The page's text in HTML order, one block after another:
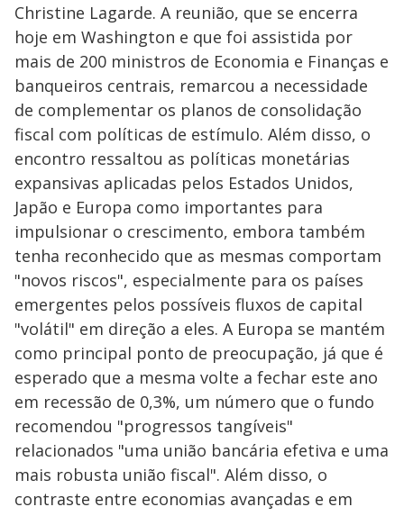
Christine Lagarde. A reunião, que se encerra
hoje em Washington e que foi assistida por
mais de 200 ministros de Economia e Finanças e
banqueiros centrais, remarcou a necessidade
de complementar os planos de consolidação
fiscal com políticas de estímulo. Além disso, o
encontro ressaltou as políticas monetárias
expansivas aplicadas pelos Estados Unidos,
Japão e Europa como importantes para
impulsionar o crescimento, embora também
tenha reconhecido que as mesmas comportam
"novos riscos", especialmente para os países
emergentes pelos possíveis fluxos de capital
"volátil" em direção a eles. A Europa se mantém
como principal ponto de preocupação, já que é
esperado que a mesma volte a fechar este ano
em recessão de 0,3%, um número que o fundo
recomendou "progressos tangíveis"
relacionados "uma união bancária efetiva e uma
mais robusta união fiscal". Além disso, o
contraste entre economias avançadas e em